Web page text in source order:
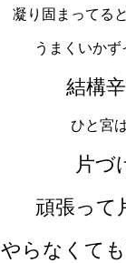
凝り固まってる
うまくいか
結構
ひと宮
片づ
頑張って
やらなくても